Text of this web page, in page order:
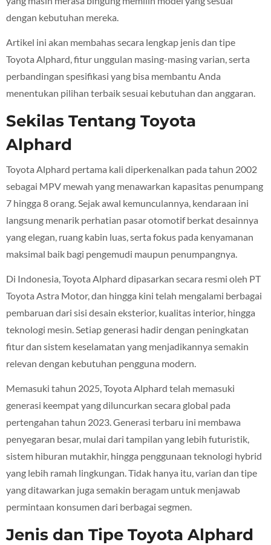
dengan kebutuhan mereka.
Artikel ini akan membahas secara lengkap jenis dan tipe
Toyota Alphard, fitur unggulan masing-masing varian, serta
perbandingan spesifikasi yang bisa membantu Anda
menentukan pilihan terbaik sesuai kebutuhan dan anggaran.
Sekilas Tentang Toyota
Alphard
Toyota Alphard pertama kali diperkenalkan pada tahun 2002
sebagai MPV mewah yang menawarkan kapasitas penumpang
7 hingga 8 orang. Sejak awal kemunculannya, kendaraan ini
langsung menarik perhatian pasar otomotif berkat desainnya
yang elegan, ruang kabin luas, serta fokus pada kenyamanan
maksimal baik bagi pengemudi maupun penumpangnya.
Di Indonesia, Toyota Alphard dipasarkan secara resmi oleh PT
Toyota Astra Motor, dan hingga kini telah mengalami berbagai
pembaruan dari sisi desain eksterior, kualitas interior, hingga
teknologi mesin. Setiap generasi hadir dengan peningkatan
fitur dan sistem keselamatan yang menjadikannya semakin
relevan dengan kebutuhan pengguna modern.
Memasuki tahun 2025, Toyota Alphard telah memasuki
generasi keempat yang diluncurkan secara global pada
pertengahan tahun 2023. Generasi terbaru ini membawa
penyegaran besar, mulai dari tampilan yang lebih futuristik,
sistem hiburan mutakhir, hingga penggunaan teknologi hybrid
yang lebih ramah lingkungan. Tidak hanya itu, varian dan tipe
yang ditawarkan juga semakin beragam untuk menjawab
permintaan konsumen dari berbagai segmen.
Jenis dan Tipe Toyota Alphard